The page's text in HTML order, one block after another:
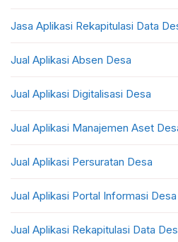
Jasa Aplikasi Rekapitulasi Data
Jual Aplikasi Absen Desa
Jual Aplikasi Digitalisasi Desa
Jual Aplikasi Manajemen Aset
Jual Aplikasi Persuratan Desa
Jual Aplikasi Portal Informasi Desa
Jual Aplikasi Rekapitulasi Data